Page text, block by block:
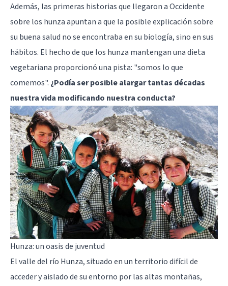
Además, las primeras historias que llegaron a Occidente
sobre los hunza apuntan a que la posible explicación sobre
su buena salud no se encontraba en su biología, sino en sus
hábitos. El hecho de que los hunza mantengan una dieta
vegetariana proporcionó una pista: "somos lo que
comemos". ¿Podía ser posible alargar tantas décadas
nuestra vida modificando nuestra conducta?
Hunza: un oasis de juventud
El valle del río Hunza, situado en un territorio difícil de
acceder y aislado de su entorno por las altas montañas,